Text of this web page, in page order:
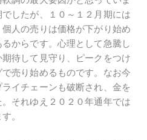
したが、１０～１２月期には
人の売りは価格が下がり始め
からです。心理として急騰し
待して見守り、ピークをつけ
売り始めるものです。なお今
イチェーンも破断され、金を
それゆえ２０２０年通年では
。